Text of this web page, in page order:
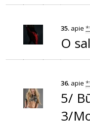
35. apie
O
36. apie
5/
3/